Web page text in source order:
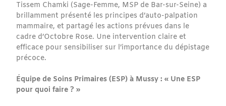
Tissem Chamki (Sage-Femme, MSP de Bar-sur-Seine) a
brillamment présenté les principes d’auto-palpation
mammaire, et partagé les actions prévues dans le
cadre d’Octobre Rose. Une intervention claire et
efficace pour sensibiliser sur l’importance du dépistage
précoce.
Équipe de Soins Primaires (ESP) à Mussy : « Une ESP
pour quoi faire ? »